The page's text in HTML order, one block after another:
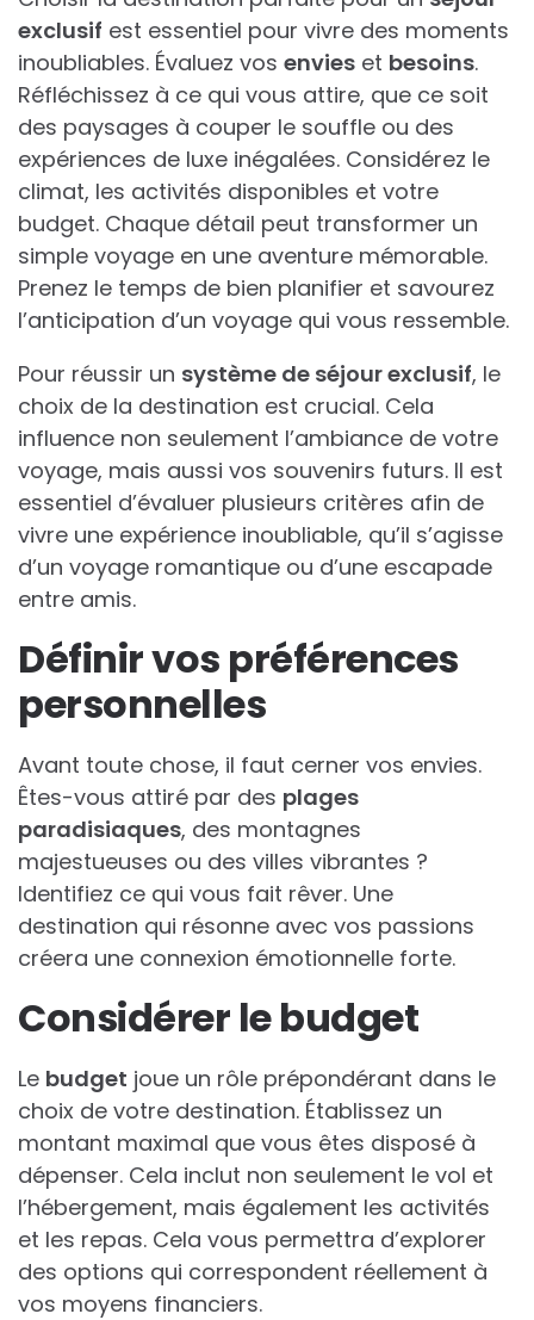
exclusif est essentiel pour vivre des moments
inoubliables. Évaluez vos envies et besoins.
Réfléchissez à ce qui vous attire, que ce soit
des paysages à couper le souffle ou des
expériences de luxe inégalées. Considérez le
climat, les activités disponibles et votre
budget. Chaque détail peut transformer un
simple voyage en une aventure mémorable.
Prenez le temps de bien planifier et savourez
l’anticipation d’un voyage qui vous ressemble.
Pour réussir un système de séjour exclusif, le
choix de la destination est crucial. Cela
influence non seulement l’ambiance de votre
voyage, mais aussi vos souvenirs futurs. Il est
essentiel d’évaluer plusieurs critères afin de
vivre une expérience inoubliable, qu’il s’agisse
d’un voyage romantique ou d’une escapade
entre amis.
Définir vos préférences
personnelles
Avant toute chose, il faut cerner vos envies.
Êtes-vous attiré par des plages
paradisiaques, des montagnes
majestueuses ou des villes vibrantes ?
Identifiez ce qui vous fait rêver. Une
destination qui résonne avec vos passions
créera une connexion émotionnelle forte.
Considérer le budget
Le budget joue un rôle prépondérant dans le
choix de votre destination. Établissez un
montant maximal que vous êtes disposé à
dépenser. Cela inclut non seulement le vol et
l’hébergement, mais également les activités
et les repas. Cela vous permettra d’explorer
des options qui correspondent réellement à
vos moyens financiers.